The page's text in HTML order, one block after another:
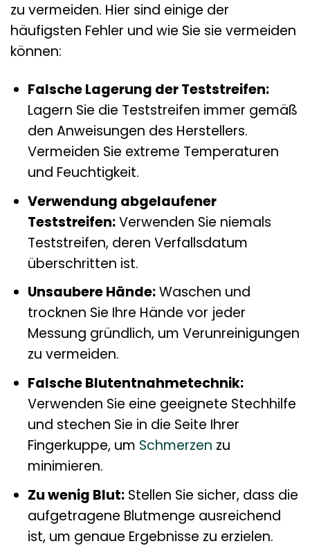
zu vermeiden. Hier sind einige der
häufigsten Fehler und wie Sie sie vermeiden
können:
Falsche Lagerung der Teststreifen:
Lagern Sie die Teststreifen immer gemäß
den Anweisungen des Herstellers.
Vermeiden Sie extreme Temperaturen
und Feuchtigkeit.
Verwendung abgelaufener
Teststreifen:Verwenden Sie niemals
Teststreifen, deren Verfallsdatum
überschritten ist.
Unsaubere Hände:Waschen und
trocknen Sie Ihre Hände vor jeder
Messung gründlich, um Verunreinigungen
zu vermeiden.
Falsche Blutentnahmetechnik:
Verwenden Sie eine geeignete Stechhilfe
und stechen Sie in die Seite Ihrer
Fingerkuppe, um Schmerzen zu
minimieren.
Zu wenig Blut:Stellen Sie sicher, dass die
aufgetragene Blutmenge ausreichend
ist, um genaue Ergebnisse zu erzielen.